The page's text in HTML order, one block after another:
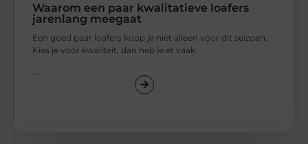
Waarom een paar kwalitatieve loafers
jarenlang meegaat
Een goed paar loafers koop je niet alleen voor dit seizoen.
Kies je voor kwaliteit, dan heb je er vaak